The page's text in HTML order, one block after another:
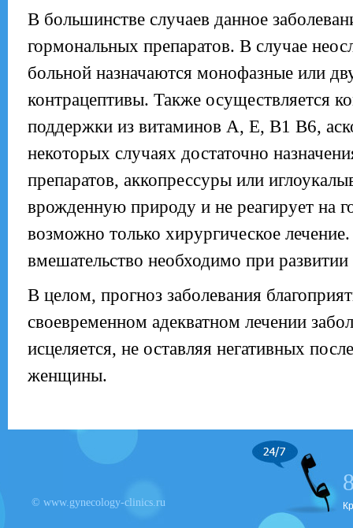
В большинстве случаев данное
гормональных препаратов. В случае
больной назначаются монофазные или
контрацептивы. Также осуществляется
поддержки из витаминов А, Е, В1 В6,
некоторых случаях достаточно
препаратов, аккопрессуры или
врожденную природу и не реагирует на
возможно только хирургическое
вмешательство необходимо при
В целом, прогноз заболевания
своевременном адекватном лечении
исцеляется, не оставляя негативных
женщины.
© www.gynecology-clinics.ru